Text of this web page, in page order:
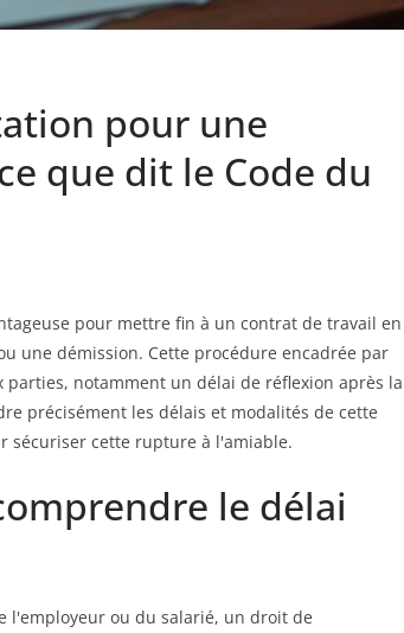
pour une
que dit le Code du
pour mettre fin à un contrat de travail en
une démission. Cette procédure encadrée par
notamment un délai de réflexion après la
précisément les délais et modalités de cette
sécuriser cette rupture à l'amiable.
le délai
l'employeur ou du salarié, un droit de